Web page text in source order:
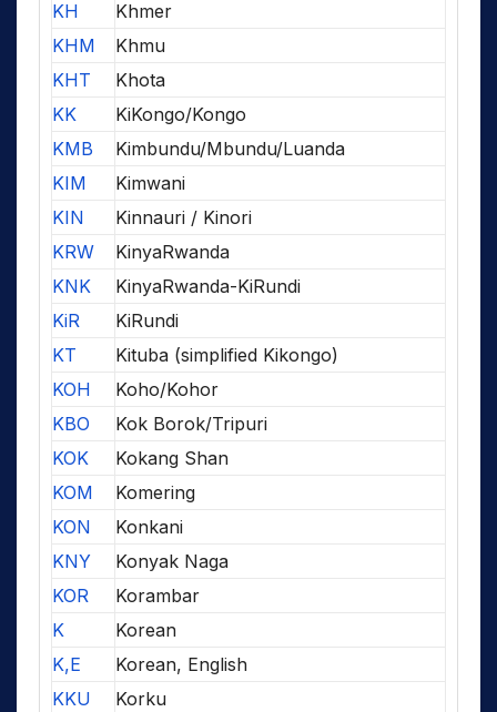
KH
Khmer
KHM
Khmu
KHT
Khota
KK
KiKongo/Kongo
KMB
Kimbundu/Mbundu/Luanda
KIM
Kimwani
KIN
Kinnauri / Kinori
KRW
KinyaRwanda
KNK
KinyaRwanda-KiRundi
KiR
KiRundi
KT
Kituba (simplified Kikongo)
KOH
Koho/Kohor
KBO
Kok Borok/Tripuri
KOK
Kokang Shan
KOM
Komering
KON
Konkani
KNY
Konyak Naga
KOR
Korambar
K
Korean
K,E
Korean, English
KKU
Korku